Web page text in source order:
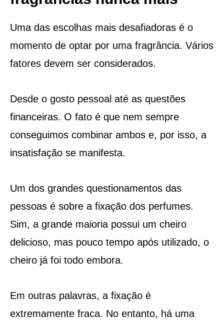
Uma das escolhas mais desafiadoras é o
momento de optar por uma fragrância. Vários
fatores devem ser considerados.
Desde o gosto pessoal até as questões
financeiras. O fato é que nem sempre
conseguimos combinar ambos e, por isso, a
insatisfação se manifesta.
Um dos grandes questionamentos das
pessoas é sobre a fixação dos perfumes.
Sim, a grande maioria possui um cheiro
delicioso, mas pouco tempo após utilizado, o
cheiro já foi todo embora.
Em outras palavras, a fixação é
extremamente fraca. No entanto, há uma